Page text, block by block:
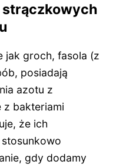
jak groch, fasola (z
posiadają
azotu z
z bakteriami
że ich
gdy dodamy